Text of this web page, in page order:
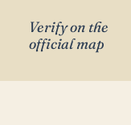
Verify on the
official map